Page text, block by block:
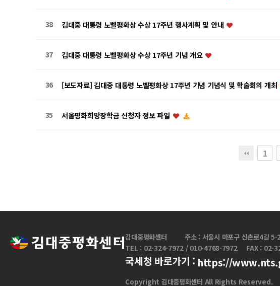
38 김대중 대통령 노벨평화상 수상 17주년 행사계획 및 안내
37 김대중 대통령 노벨평화상 수상 17주년 기념 개요
36 [보도자료] 김대중 대통령 노벨평화상 17주년 기념 기념식 및 학술회의 개최
35 서울평화희망장학금 신청자 정보 파일
1
김대중평화센터 주소 : 서울시 마포구 신촌로4길
TEL : 02-324-7972 / 010-4768-7972
FAX : 02-
국세청 바로가기 : https://
Copyright 김대중평화센터 All Rights Reserved.